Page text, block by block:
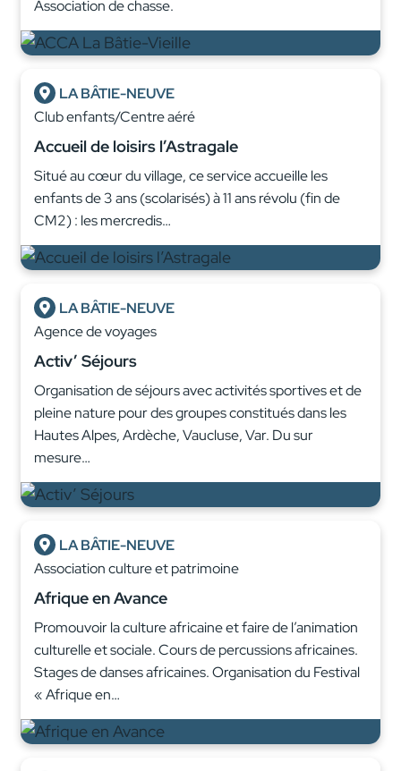
Association de chasse.
LA BÂTIE-NEUVE
Club enfants/Centre aéré
Accueil de loisirs l’Astragale
Situé au cœur du village, ce service accueille les
enfants de 3 ans (scolarisés) à 11 ans révolu (fin de
CM2) : les mercredis…
LA BÂTIE-NEUVE
Agence de voyages
Activ’ Séjours
Organisation de séjours avec activités sportives et de
pleine nature pour des groupes constitués dans les
Hautes Alpes, Ardèche, Vaucluse, Var. Du sur
mesure…
LA BÂTIE-NEUVE
Association culture et patrimoine
Afrique en Avance
Promouvoir la culture africaine et faire de l’animation
culturelle et sociale. Cours de percussions africaines.
Stages de danses africaines. Organisation du Festival
« Afrique en…